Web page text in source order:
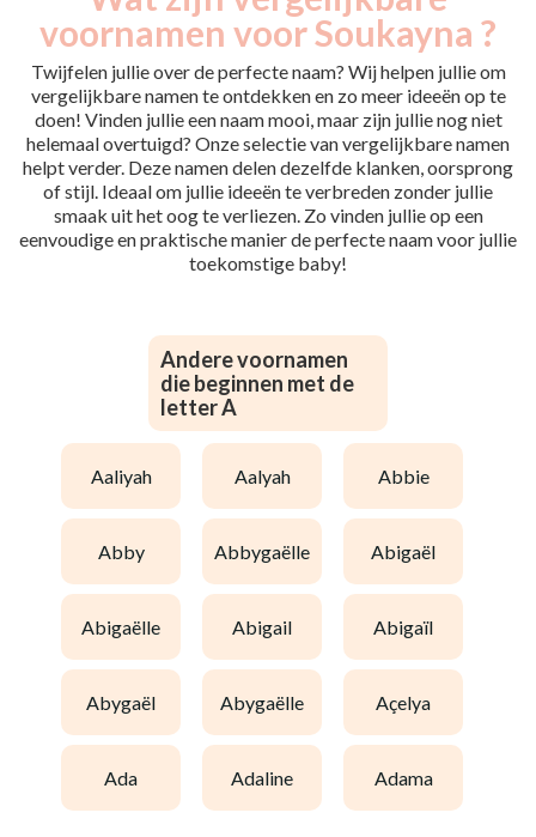
voornamen voor Soukayna ?
Twijfelen jullie over de perfecte naam? Wij helpen jullie om
vergelijkbare namen te ontdekken en zo meer ideeën op te
doen! Vinden jullie een naam mooi, maar zijn jullie nog niet
helemaal overtuigd? Onze selectie van vergelijkbare namen
helpt verder. Deze namen delen dezelfde klanken, oorsprong
of stijl. Ideaal om jullie ideeën te verbreden zonder jullie
smaak uit het oog te verliezen. Zo vinden jullie op een
eenvoudige en praktische manier de perfecte naam voor jullie
toekomstige baby!
Andere voornamen
die beginnen met de
letter A
aaliyah aalyah abbie
abby abbygaëlle abigaël
abigaëlle abigail abigaïl
abygaël abygaëlle açelya
ada adaline adama